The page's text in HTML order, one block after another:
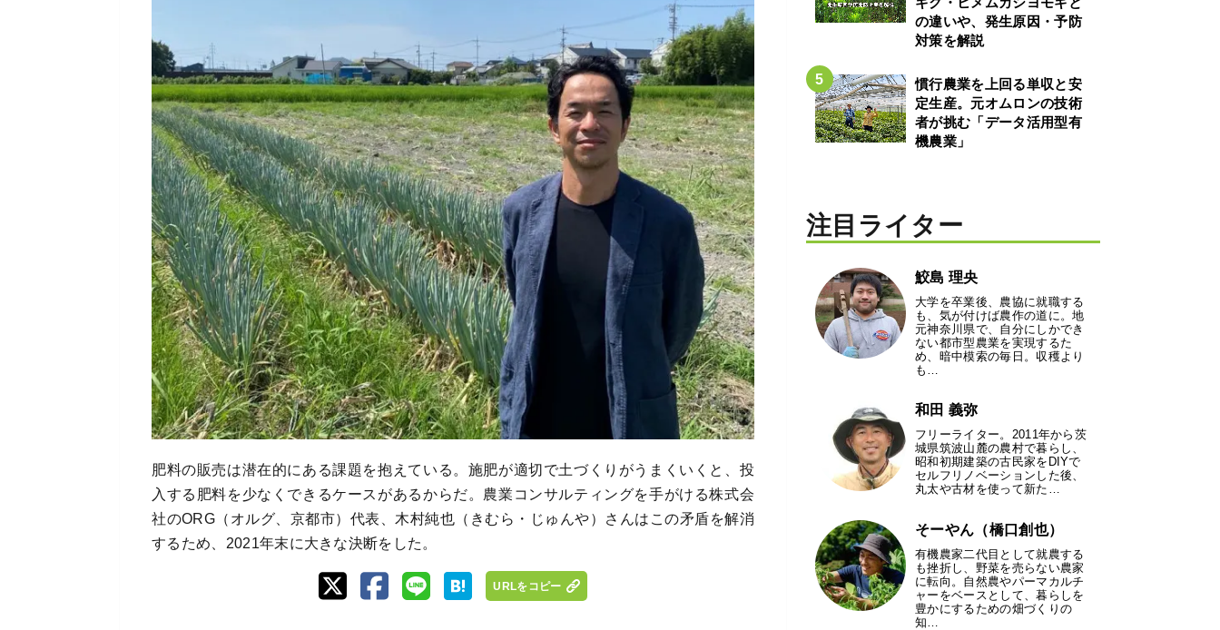
肥料の販売は潜在的にある課題を抱えている。施肥が適切で土づくりがうまくいくと、投
入する肥料を少なくできるケースがあるからだ。農業コンサルティングを手がける株式会
社のORG（オルグ、京都市）代表、木村純也（きむら・じゅんや）さんはこの矛盾を解消
するため、2021年末に大きな決断をした。
URLをコピー
の違いや、発生原因・予防
対策を解説
慣行農業を上回る単収と安
定生産。元オムロンの技術
者が挑む「データ活用型有
機農業」
注目ライター
鮫島 理央
大学を卒業後、農協に就職する
も、気が付けば農作の道に。地
元神奈川県で、自分にしかでき
ない都市型農業を実現するた
め、暗中模索の毎日。収穫より
も…
和田 義弥
フリーライター。2011年から茨
城県筑波山麓の農村で暮らし、
昭和初期建築の古民家をDIYで
セルフリノベーションした後、
丸太や古材を使って新た…
そーやん（橋口創也）
有機農家二代目として就農する
も挫折し、野菜を売らない農家
に転向。自然農やパーマカルチ
ャーをベースとして、暮らしを
豊かにするための畑づくりの
知…